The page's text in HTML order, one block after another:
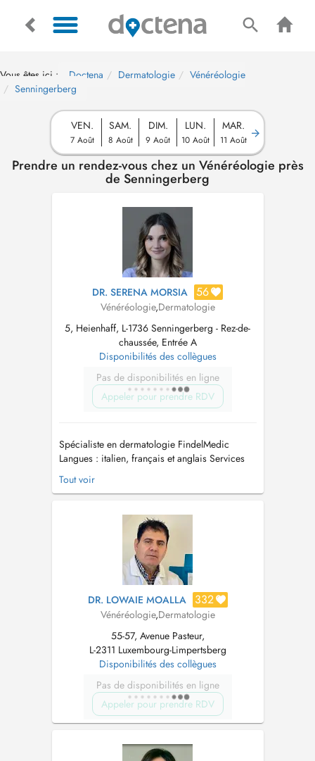
Vous êtes ici : Doctena Dermatologie
Vénéréologie
Senningerberg
VEN.
7 Août
SAM.
8 Août
DIM.
9 Août
LUN.
10 Août
MAR.
11 Août
Prendre un rendez-vous chez un Vénéréologie près
de Senningerberg
DR. SERENA MORSIA 56
Vénéréologie,Dermatologie
5, Heienhaff, L-1736 Senningerberg - Rez-de-
chaussée, Entrée A
Disponibilités des collègues
Pas de disponibilités en ligne
Appeler pour prendre RDV
Spécialiste en dermatologie FindelMedic
Langues : italien, français et anglais Services
disponibles : - Consultations dermatologiques
(CNS et éléctifs) - Consultations de trichologies
(CNS et éléctifs) - Analyse Fotofinder
(prévention du cancer...
Tout voir
DR. LOWAIE MOALLA 332
Vénéréologie,Dermatologie
55-57, Avenue Pasteur,
L-2311 Luxembourg-Limpertsberg
Disponibilités des collègues
Pas de disponibilités en ligne
Appeler pour prendre RDV